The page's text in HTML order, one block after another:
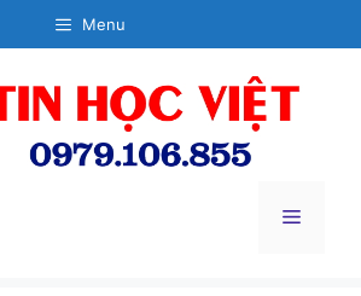
Menu
Menu